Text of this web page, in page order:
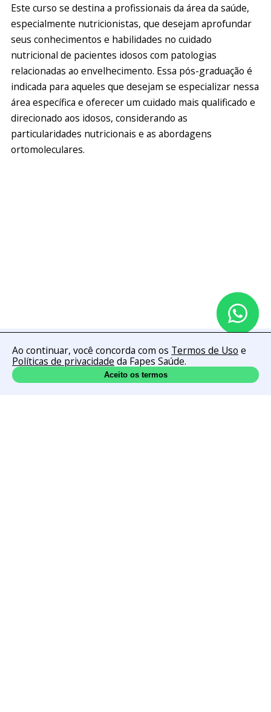
Este curso se destina a profissionais da área da saúde,
especialmente nutricionistas, que desejam aprofundar
seus conhecimentos e habilidades no cuidado
nutricional de pacientes idosos com patologias
relacionadas ao envelhecimento. Essa pós-graduação é
indicada para aqueles que desejam se especializar nessa
área específica e oferecer um cuidado mais qualificado e
direcionado aos idosos, considerando as
particularidades nutricionais e as abordagens
ortomoleculares.
Inscreva-se →
Ao continuar, você concorda com os Termos de Uso e
Políticas de privacidade da Fapes Saúde.
Aceito os termos